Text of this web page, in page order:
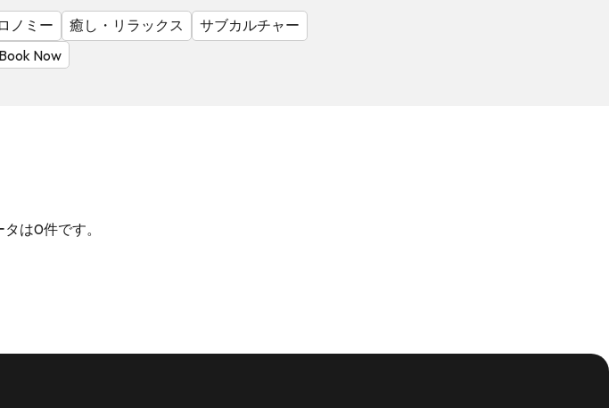
ノミー 癒し・リラックス
サブカルチャー
Book Now
は0件です。